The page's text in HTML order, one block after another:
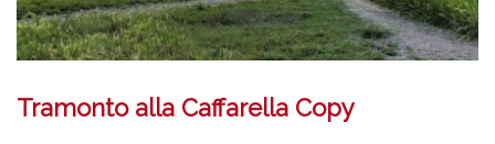
Tramonto alla Caffarella Copy